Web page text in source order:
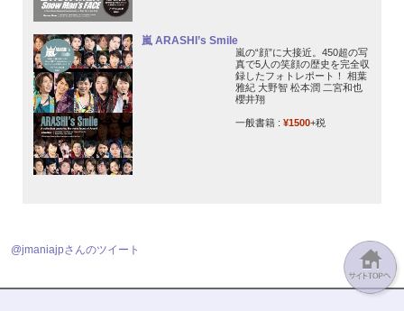
嵐 ARASHI’s Smile
嵐の“顔”に大接近。450超の写
真で5人の笑顔の歴史を完全収
録したフォトレポート！ 相葉
雅紀 大野智 松本潤 二宮和也
櫻井翔
一般書籍 : ¥1500+税
@jmaniajpさんのツイート